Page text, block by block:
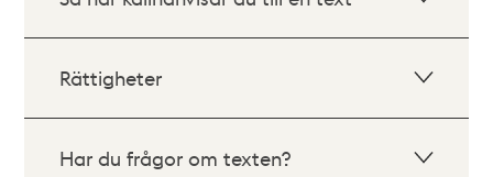
Rättigheter
Har du frågor om texten?